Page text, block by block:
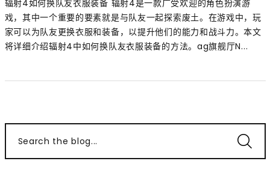
辐射4如何换队友衣服装备 辐射4是一款广受欢迎的角色扮演游
戏，其中一个重要的要素就是与队友一起探索废土。在游戏中，玩
家可以为队友更换衣服和装备，以提升他们的能力和战斗力。本文
将详细介绍辐射4中如何换队友衣服装备的方法。ag旗舰厅N...
Search the blog...